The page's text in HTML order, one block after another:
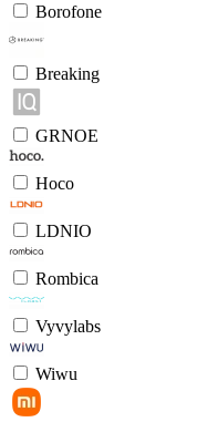
Borofone
Breaking
GRNOE
Hoco
LDNIO
Rombica
Vyvylabs
Wiwu